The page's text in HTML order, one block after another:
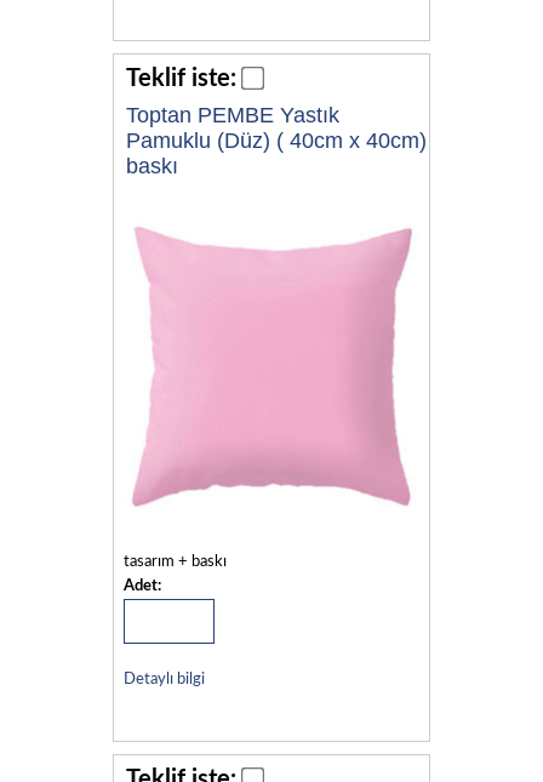
Teklif iste:
Toptan PEMBE Yastık
Pamuklu (Düz) ( 40cm x 40cm)
baskı
tasarım + baskı
Adet:
Detaylı bilgi